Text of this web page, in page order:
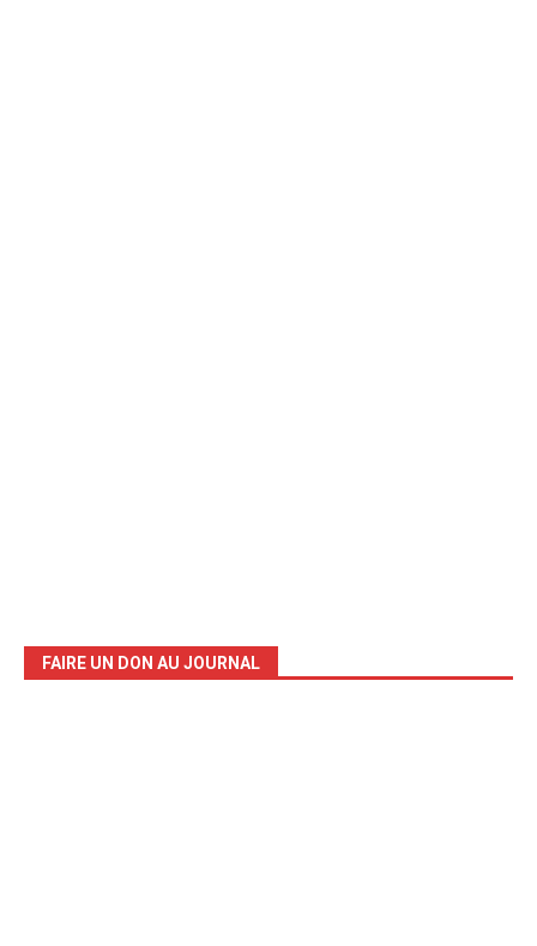
FAIRE UN DON AU JOURNAL